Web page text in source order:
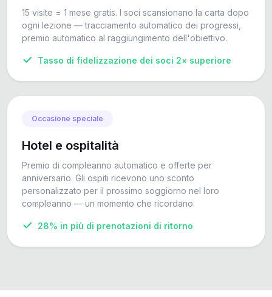
15 visite = 1 mese gratis. I soci scansionano la carta dopo
ogni lezione — tracciamento automatico dei progressi,
premio automatico al raggiungimento dell'obiettivo.
Tasso di fidelizzazione dei soci 2× superiore
Occasione speciale
Hotel e ospitalità
Premio di compleanno automatico e offerte per
anniversario. Gli ospiti ricevono uno sconto
personalizzato per il prossimo soggiorno nel loro
compleanno — un momento che ricordano.
28% in più di prenotazioni di ritorno